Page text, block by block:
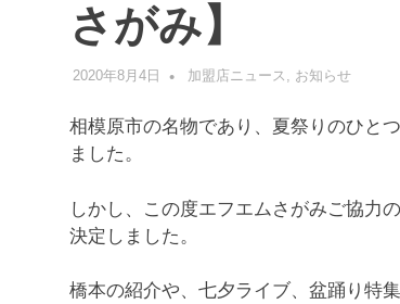
さがみ】
2020年8月4日 管理者
加盟店ニュース お知らせ
相模原市の名物であり、夏祭りのひと
ました。
しかし、この度エフエムさがみご協力
決定しました。
橋本の紹介や、七夕ライブ、盆踊り特